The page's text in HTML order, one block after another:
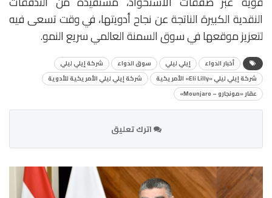
النقدية الكبيرة الناتجة عن نجاح أدويتها، في وقت تسعى فيه
لتعزيز موقعها في سوق السمنة العالمي سريع النمو.
أخبار الدواء إيلي ليلي سوق الدواء
شركة إيلي ليلي
شركة إيلي ليلي «Eli Lilly» الأمريكية
شركة إيلي ليلي الأمريكية للأدوية
عقار «مونجارو – Mounjaro»
اترك تعليق